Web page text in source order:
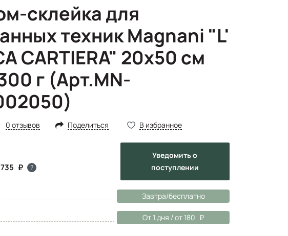
склейка для
техник Magnani "L'
CARTIERA" 20х50 см
г (Арт.MN-
0 отзывов Поделиться В избранное
?
Уведомитьо
поступлении
Завтра/бесплатно
От 1 дня / от 180